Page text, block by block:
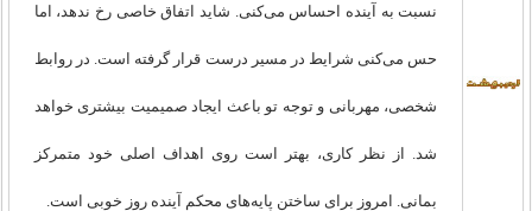
نسبت به آینده احساس می‌کنی. شاید اتفاق خاصی رخ ندهد، اما
حس می‌کنی شرایط در مسیر درست قرار گرفته است. در روابط
شخصی، مهربانی و توجه تو باعث ایجاد صمیمیت بیشتری خواهد
شد. از نظر کاری، بهتر است روی اهداف اصلی خود متمرکز
بمانی. امروز برای ساختن پایه‌های محکم آینده روز خوبی است.